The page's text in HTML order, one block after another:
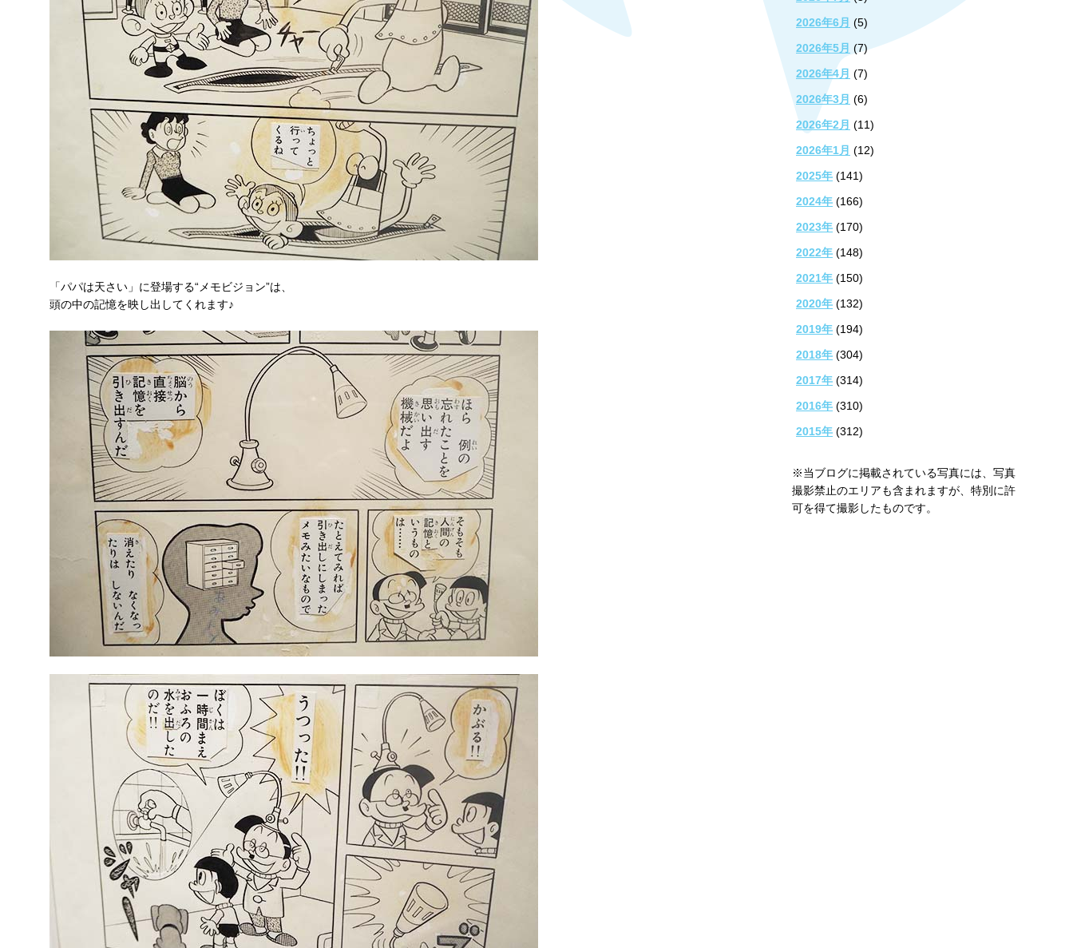
「パパは天さい」に登場する“メモビジョン”は、
頭の中の記憶を映し出してくれます♪
2026年6月 (5)
2026年5月 (7)
2026年4月 (7)
2026年3月 (6)
2026年2月 (11)
2026年1月 (12)
2025年 (141)
2024年 (166)
2023年 (170)
2022年 (148)
2021年 (150)
2020年 (132)
2019年 (194)
2018年 (304)
2017年 (314)
2016年 (310)
2015年 (312)
※当ブログに掲載されている写真には、写真
撮影禁止のエリアも含まれますが、特別に許
可を得て撮影したものです。